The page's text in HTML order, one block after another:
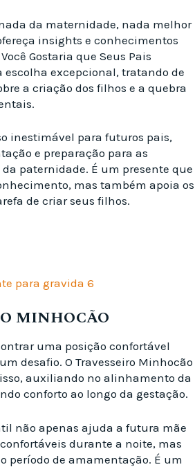
da maternidade, nada melhor
insights e conhecimentos
Gostaria que Seus Pais
escolha excepcional, tratando de
a criação dos filhos e a quebra
inestimável para futuros pais,
e preparação para as
paternidade. É um presente que
mas também apoia os
de criar seus filhos.
MINHOCÃO
uma posição confortável
desafio. O Travesseiro Minhocão
auxiliando no alinhamento da
conforto ao longo da gestação.
não apenas ajuda a futura mãe
durante a noite, mas
período de amamentação. É um